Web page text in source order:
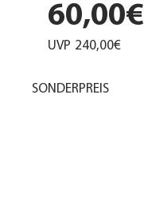
60,00€
UVP 240,00€
SONDERPREIS